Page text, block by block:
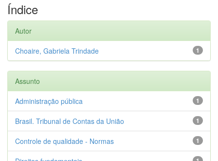
Índice
Autor
1
Choaire, Gabriela Trindade
Assunto
1
Administração pública
1
Brasil. Tribunal de Contas da União
1
Controle de qualidade - Normas